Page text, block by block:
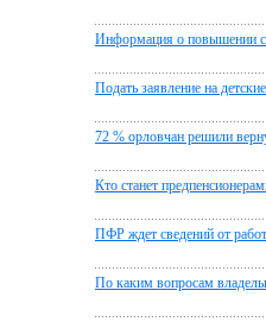
Информация о повышении
Подать заявление на
72 % орловчан решили
Кто станет
ПФР ждет сведений от
По каким вопросам